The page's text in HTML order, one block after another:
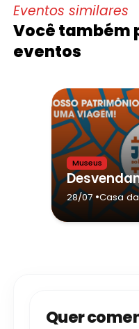
Eventos similares
Você também
eventos
Museus
28/07 •Casa
Quer